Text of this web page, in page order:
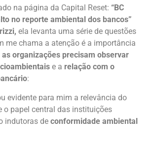
na página da Capital Reset: “BC
no reporte ambiental dos bancos”
ela levanta uma série de questões
me chama a atenção é a importância
as organizações precisam observar
e a relação com o
:
evidente para mim a relevância do
o papel central das instituições
indutoras de conformidade ambiental